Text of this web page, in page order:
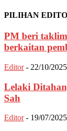
PILIHAN
PM beri
berkaitan
Editor - 22/10/2025
Lelaki
Sah
Editor - 19/07/2025